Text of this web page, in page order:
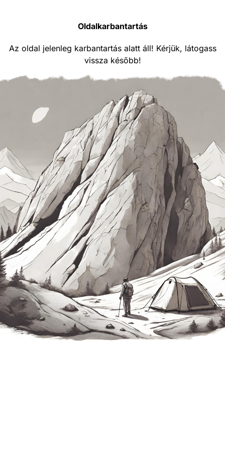
Oldalkarbantartás
Az oldal jelenleg karbantartás alatt áll! Kérjük, látogass
vissza később!